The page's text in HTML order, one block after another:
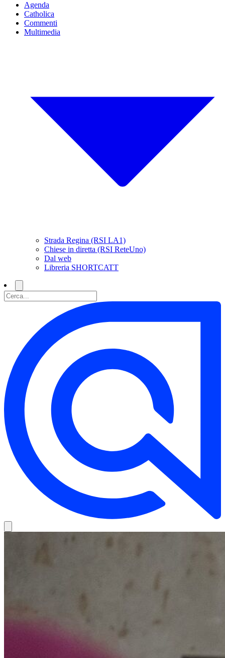
Agenda
Catholica
Commenti
Multimedia
Strada Regina (RSI LA1)
Chiese in diretta (RSI ReteUno)
Dal web
Libreria SHORTCATT